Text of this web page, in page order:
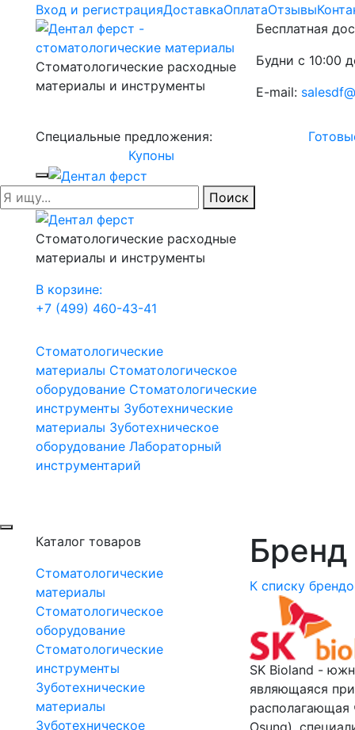
Вход и регистрацияДоставкаОплатаОтзывы
Стоматологические расходные
материалы и инструменты
Бесплатная
Будни с 10:00
E-mail:
Специальные предложения:
Купоны
Поиск
Стоматологические расходные
материалы и инструменты
В корзине:
+7 (499) 460-43-41
Стоматологические
материалы Стоматологическое
оборудование Стоматологические
инструменты Зуботехнические
материалы Зуботехническое
оборудование Лабораторный
инструментарий
Каталог товаров
Стоматологические
материалы
Стоматологическое
оборудование
Стоматологические
инструменты
Зуботехнические
материалы
Зуботехническое
К списку
SK Bioland -
являющаяся
располагающая